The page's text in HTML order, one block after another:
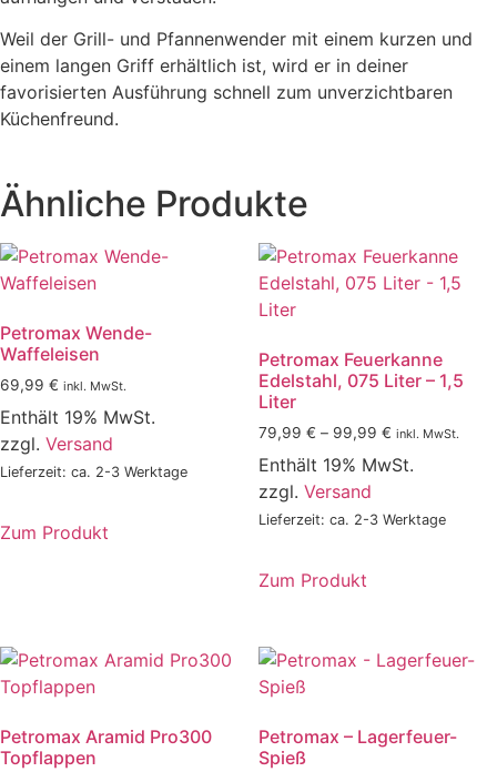
Weil der Grill- und Pfannenwender mit einem kurzen und
einem langen Griff erhältlich ist, wird er in deiner
favorisierten Ausführung schnell zum unverzichtbaren
Küchenfreund.
Ähnliche Produkte
Petromax Wende-
Waffeleisen
69,99 € inkl. MwSt.
Enthält 19% MwSt.
zzgl. Versand
Lieferzeit: ca. 2-3 Werktage
Zum Produkt
Petromax Feuerkanne
Edelstahl, 075 Liter – 1,5
Liter
79,99 € – 99,99 €Preisspanne:
79,99 €
bis
inkl. MwSt.
Enthält 19% MwSt.
zzgl. Versand
Lieferzeit: ca. 2-3 Werktage
Zum Produkt
weist
mehrere
auf.
Die
Petromax Aramid Pro300
Topflappen
Petromax – Lagerfeuer-
Spieß